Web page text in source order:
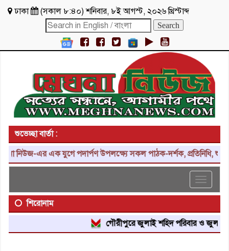
ঢাকা (সকাল ৮:৪০)শনিবার, ৮ই আগস্ট, ২০২৬ খ্রিস্টাব্দ
শুভেচ্ছা বার্তা :
এর এক যুগে পদার্পণ উপলক্ষ্যে সকল পাঠক-দর্শক, প্রতিনিধি,
Toggle
শিরোনাম
গৌরীপুরে জুলাই শহিদ পরিবার ও জুলাই